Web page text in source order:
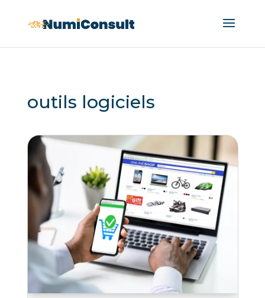
outils logiciels